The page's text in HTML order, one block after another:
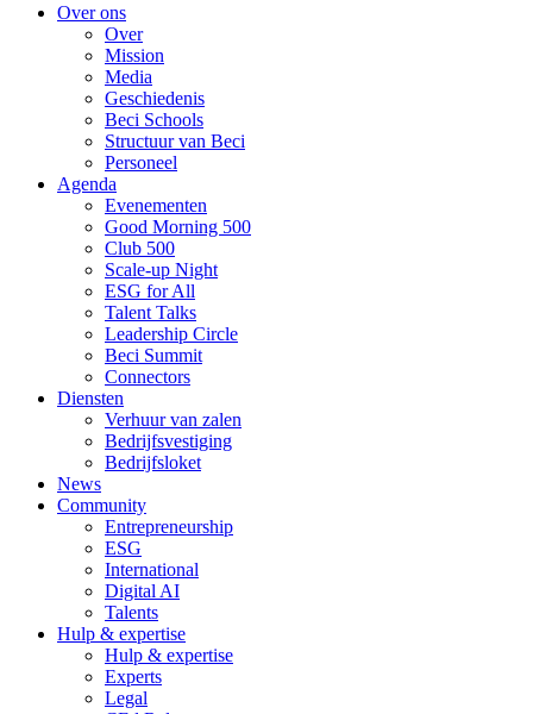
Over ons
Over
Mission
Media
Geschiedenis
Beci Schools
Structuur van Beci
Personeel
Agenda
Evenementen
Good Morning 500
Club 500
Scale-up Night
ESG for All
Talent Talks
Leadership Circle
Beci Summit
Connectors
Diensten
Verhuur van zalen
Bedrijfsvestiging
Bedrijfsloket
News
Community
Entrepreneurship
ESG
International
Digital AI
Talents
Hulp & expertise
Hulp & expertise
Experts
Legal